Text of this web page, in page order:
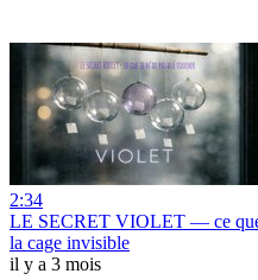
2:34
LE SECRET VIOLET — ce que
la cage invisible
il y a 3 mois